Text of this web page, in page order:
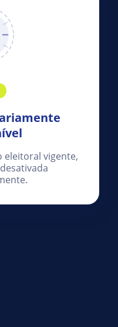
eleitoral vigente,